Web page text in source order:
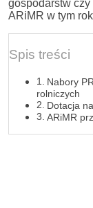
gospodarstw czy
ARiMR w tym
Spis treści
Nabory
rolniczych
Dotacja
ARiMR